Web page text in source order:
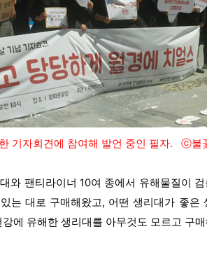
기자회견에 참여해 발언 중인 필자. ⓒ불
와 팬티라이너 10여 종에서 유해물질이
는 대로 구매해왔고, 어떤 생리대가 좋은
에 유해한 생리대를 아무것도 모르고 구